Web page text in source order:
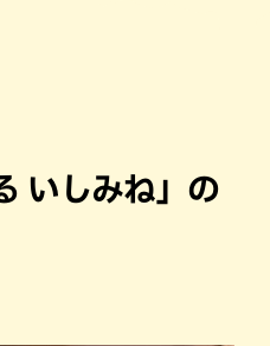
いしみね」の